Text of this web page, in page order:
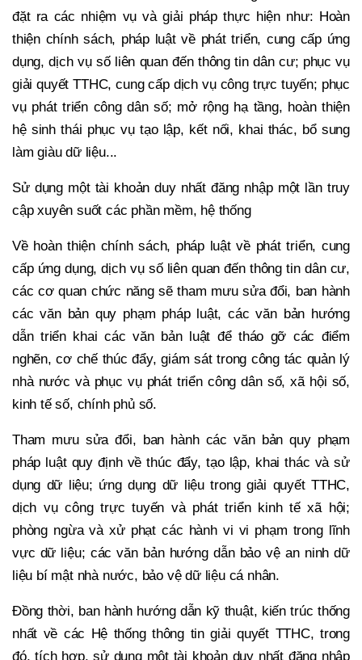
đặt ra các nhiệm vụ và giải pháp thực hiện như: Hoàn
thiện chính sách, pháp luật về phát triển, cung cấp ứng
dụng, dịch vụ số liên quan đến thông tin dân cư; phục vụ
giải quyết TTHC, cung cấp dịch vụ công trực tuyến; phục
vụ phát triển công dân số; mở rộng hạ tầng, hoàn thiện
hệ sinh thái phục vụ tạo lập, kết nối, khai thác, bổ sung
làm giàu dữ liệu...
Sử dụng một tài khoản duy nhất đăng nhập một lần truy
cập xuyên suốt các phần mềm, hệ thống
Về hoàn thiện chính sách, pháp luật về phát triển, cung
cấp ứng dụng, dịch vụ số liên quan đến thông tin dân cư,
các cơ quan chức năng sẽ tham mưu sửa đổi, ban hành
các văn bản quy phạm pháp luật, các văn bản hướng
dẫn triển khai các văn bản luật để tháo gỡ các điểm
nghẽn, cơ chế thúc đẩy, giám sát trong công tác quản lý
nhà nước và phục vụ phát triển công dân số, xã hội số,
kinh tế số, chính phủ số.
Tham mưu sửa đổi, ban hành các văn bản quy phạm
pháp luật quy định về thúc đẩy, tạo lập, khai thác và sử
dụng dữ liệu; ứng dụng dữ liệu trong giải quyết TTHC,
dịch vụ công trực tuyến và phát triển kinh tế xã hội;
phòng ngừa và xử phạt các hành vi vi phạm trong lĩnh
vực dữ liệu; các văn bản hướng dẫn bảo vệ an ninh dữ
liệu bí mật nhà nước, bảo vệ dữ liệu cá nhân.
Đồng thời, ban hành hướng dẫn kỹ thuật, kiến trúc thống
nhất về các Hệ thống thông tin giải quyết TTHC, trong
đó, tích hợp, sử dụng một tài khoản duy nhất đăng nhập